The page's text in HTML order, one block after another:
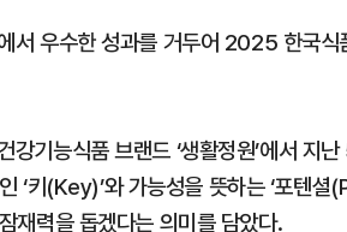
서 우수한 성과를 거두어 2025 한국
기능식품 브랜드 ‘생활정원’에서 지
‘키(Key)’와 가능성을 뜻하는 ‘포텐
재력을 돕겠다는 의미를 담았다.